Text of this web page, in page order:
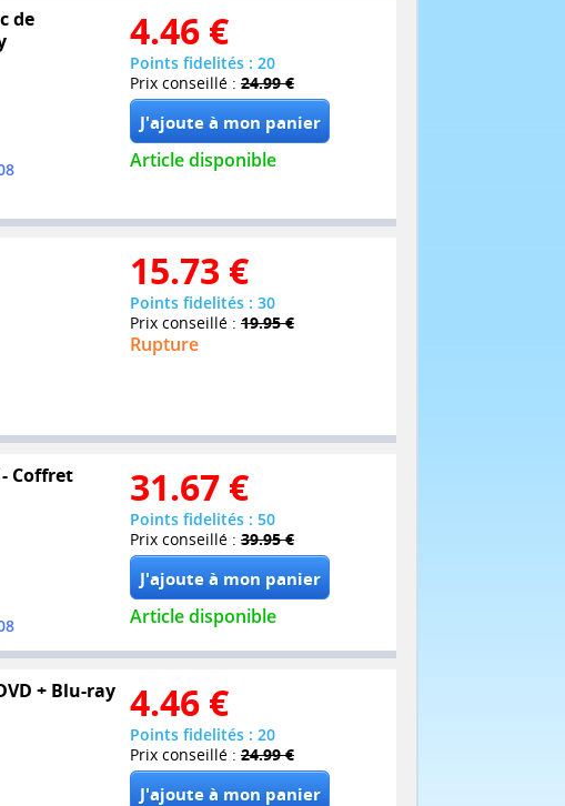
de
4.46 €
Points fidelités : 20
Prix conseillé : 24.99 €
Article disponible
15.73 €
Points fidelités : 30
Prix conseillé : 19.95 €
Rupture
Coffret
31.67 €
Points fidelités : 50
Prix conseillé : 39.95 €
Article disponible
+ Blu-ray 4.46 €
Points fidelités : 20
Prix conseillé : 24.99 €